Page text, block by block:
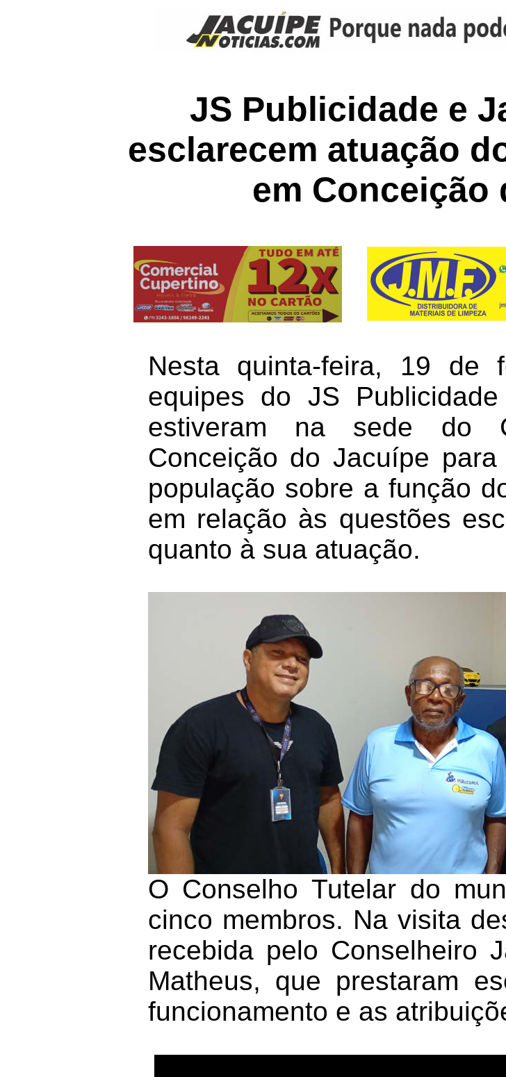
JS Publicidade e
esclarecem atuação
em Conceição
Nesta quinta-feira, 19 de
equipes do JS
estiveram na sede do
Conceição do Jacuípe
população sobre a função
em relação às questões
quanto à sua atuação.
O Conselho Tutelar do
cinco membros. Na visita
recebida pelo Conselheiro
Matheus, que prestaram
funcionamento e as